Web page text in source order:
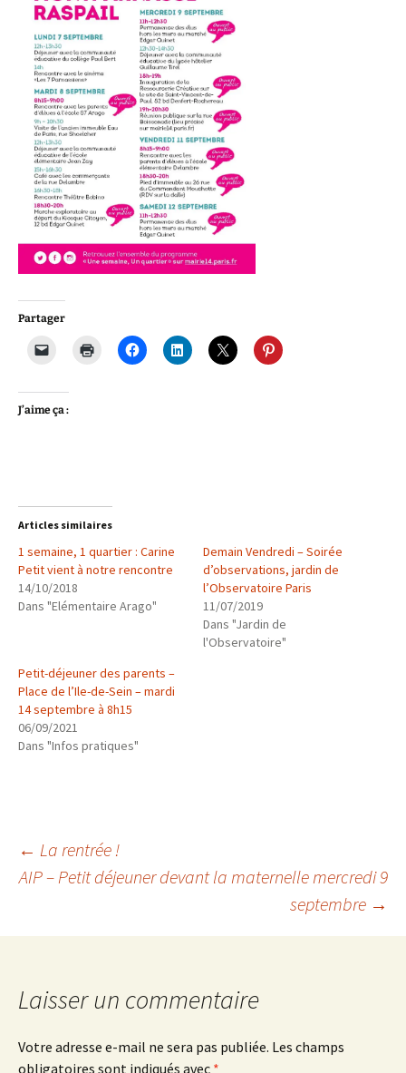
Partager
J’aime ça :
Articles similaires
1 semaine, 1 quartier : Carine
Petit vient à notre rencontre
14/10/2018
Dans "Elémentaire Arago"
Demain Vendredi – Soirée
d’observations, jardin de
l’Observatoire Paris
11/07/2019
Dans "Jardin de
l'Observatoire"
Petit-déjeuner des parents –
Place de l’Ile-de-Sein – mardi
14 septembre à 8h15
06/09/2021
Dans "Infos pratiques"
Navigation
← La rentrée !
AIP – Petit déjeuner devant la maternelle mercredi 9
septembre →
Laisser un commentaire
Votre adresse e-mail ne sera pas publiée. Les champs
obligatoires sont indiqués avec *